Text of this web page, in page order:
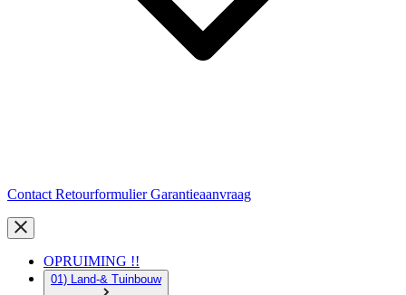
Contact RetourformulierGarantieaanvraag
OPRUIMING !!
01) Land-& Tuinbouw